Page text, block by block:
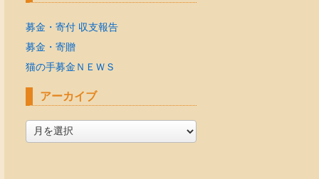
募金・寄付 収支報告
募金・寄贈
猫の手募金ＮＥＷＳ
アーカイブ
ー